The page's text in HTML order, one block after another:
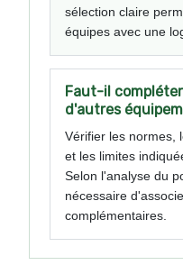
sélection claire
équipes avec une
Faut-il
d'autres
Vérifier les normes,
et les limites
Selon l'analyse du
nécessaire
complémentaires.